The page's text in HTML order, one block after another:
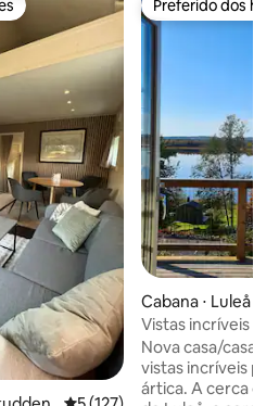
dos hóspedes Preferido dos
Preferido dos
Cabana ⋅ Luleå
Vistas incríveis
Nova casa/casa
vistas incríveis
ártica. A cerca de 15 minutos do centro